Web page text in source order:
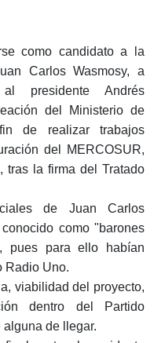
como candidato a la
Carlos Wasmosy, a
presidente Andrés
del Ministerio de
de realizar trabajos
del MERCOSUR,
tras la firma del Tratado
de Juan Carlos
como "barones
pues para ello habían
Radio Uno.
viabilidad del proyecto,
dentro del Partido
de llegar.